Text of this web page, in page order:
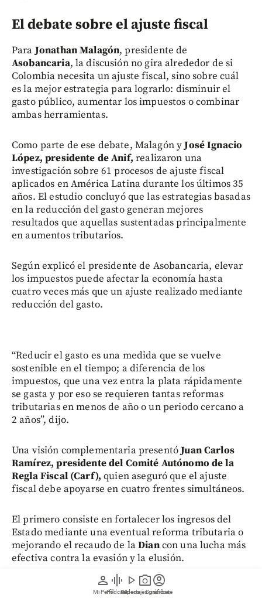
person
Mi Perfil
graphic_eq
Pódcast
play_arrow
Videos
photo_camera
Reportajes gráficos
account_circle
Suscríbete
El debate sobre el ajuste fiscal
ParaJonathan Malagón, presidente de
Asobancaria, la discusión no gira alrededor de si
Colombia necesita un ajuste fiscal, sino sobre cuál
es la mejor estrategia para lograrlo: disminuir el
gasto público, aumentar los impuestos o combinar
ambas herramientas.
Como parte de ese debate, Malagón yJosé Ignacio
López, presidente de Anif,realizaron una
investigación sobre 61 procesos de ajuste fiscal
aplicados en América Latina durante los últimos 35
años. El estudio concluyó que las estrategias basadas
en la reducción del gasto generan mejores
resultados que aquellas sustentadas principalmente
en aumentos tributarios.
Según explicó el presidente de Asobancaria, elevar
los impuestos puede afectar la economía hasta
cuatro veces más que un ajuste realizado mediante
reducción del gasto.
“Reducir el gasto es una medida que se vuelve
sostenible en el tiempo; a diferencia de los
impuestos, que una vez entra la plata rápidamente
se gasta y por eso se requieren tantas reformas
tributarias en menos de año o un periodo cercano a
2 años”, dijo.
Una visión complementaria presentóJuan Carlos
Ramírez, presidente del Comité Autónomo de la
Regla Fiscal (Carf), quien aseguró que el ajuste
fiscal debe apoyarse en cuatro frentes simultáneos.
El primero consiste en fortalecer los ingresos del
Estado mediante una eventual reforma tributaria o
mejorando el recaudo de laDiancon una lucha más
efectiva contra la evasión y la elusión.